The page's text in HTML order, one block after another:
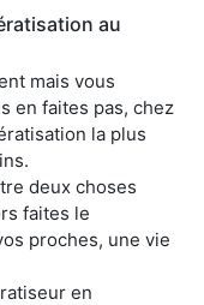
au
mais vous
en faites pas, chez
la plus
deux choses
faites le
proches, une vie
en